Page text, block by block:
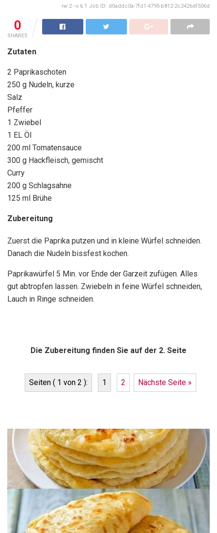
-iw 2 --v 6.1 Job ID: d0addc0a-7fd1-4795-b812-2c2426df506d
0
SHARES
Zutaten
2 Paprikaschoten
250 g Nudeln, kurze
Salz
Pfeffer
1 Zwiebel
1 EL Öl
200 ml Tomatensauce
300 g Hackfleisch, gemischt
Curry
200 g Schlagsahne
125 ml Brühe
Zubereitung
Zuerst die Paprika putzen und in kleine Würfel schneiden.
Danach die Nudeln bissfest kochen.
Paprikawürfel 5 Min. vor Ende der Garzeit zufügen. Alles
gut abtropfen lassen. Zwiebeln in feine Würfel schneiden,
Lauch in Ringe schneiden.
Die Zubereitung finden Sie auf der 2. Seite
Seiten ( 1 von 2 ): 1 2 Nächste Seite »